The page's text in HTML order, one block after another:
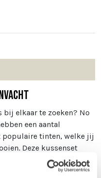
elkaar te zoeken? No
een aantal
populaire tinten, welke jij
Deze kussenset
een kussen van
kussen. Een leuke mix